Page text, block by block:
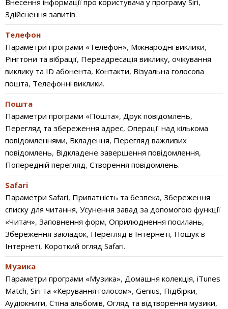
Внесення інформації про користувача у програму Siri,
Здійснення запитів.
Телефон
Параметри програми «Телефон», Міжнародні виклики,
Рінгтони та вібрації, Переадресація виклику, очікування
виклику та ID абонента, Контакти, Візуальна голосова
пошта, Телефонні виклики.
Пошта
Параметри програми «Пошта», Друк повідомлень,
Перегляд та збереження адрес, Операції над кількома
повідомленнями, Вкладення, Перегляд важливих
повідомлень, Відкладене завершення повідомлення,
Попередній перегляд, Створення повідомлень.
Safari
Параметри Safari, Приватність та безпека, Збереження
списку для читання, Усунення завад за допомогою функції
«Читач», Заповнення форм, Оприлюднення посилань,
Збереження закладок, Перегляд в Інтернеті, Пошук в
Інтернеті, Короткий огляд Safari.
Музика
Параметри програми «Музика», Домашня колекція, iTunes
Match, Siri та «Керування голосом», Genius, Підбірки,
Аудіокниги, Стіна альбомів, Огляд та відтворення музики,